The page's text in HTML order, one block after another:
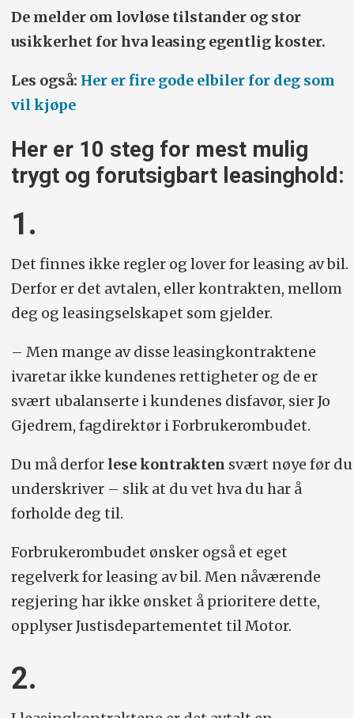
De melder om lovløse tilstander og stor
usikkerhet for hva leasing egentlig koster.
Les også: Her er fire gode elbiler for deg som
vil kjøpe
Her er 10 steg for mest mulig
trygt og forutsigbart leasinghold:
1.
Det finnes ikke regler og lover for leasing av bil.
Derfor er det avtalen, eller kontrakten, mellom
deg og leasingselskapet som gjelder.
– Men mange av disse leasingkontraktene
ivaretar ikke kundenes rettigheter og de er
svært ubalanserte i kundenes disfavør, sier Jo
Gjedrem, fagdirektør i Forbrukerombudet.
Du må derfor lese kontrakten svært nøye før du
underskriver – slik at du vet hva du har å
forholde deg til.
Forbrukerombudet ønsker også et eget
regelverk for leasing av bil. Men nåværende
regjering har ikke ønsket å prioritere dette,
opplyser Justisdepartementet til Motor.
2.